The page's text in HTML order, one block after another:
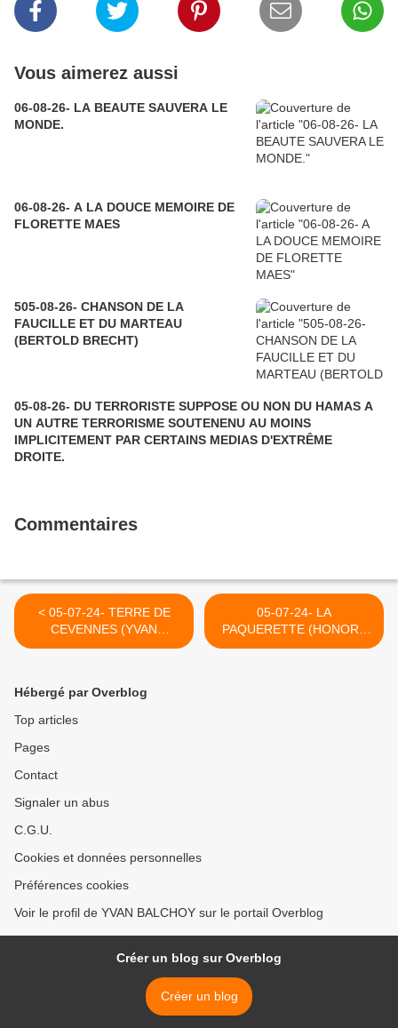
Vous aimerez aussi
06-08-26- LA BEAUTE SAUVERA LE
MONDE.
06-08-26- A LA DOUCE MEMOIRE DE
FLORETTE MAES
505-08-26- CHANSON DE LA
FAUCILLE ET DU MARTEAU
(BERTOLD BRECHT)
05-08-26- DU TERRORISTE SUPPOSE OU NON DU HAMAS A
UN AUTRE TERRORISME SOUTENENU AU MOINS
IMPLICITEMENT PAR CERTAINS MEDIAS D'EXTRÊME
DROITE.
Commentaires
< 05-07-24- TERRE DE
CEVENNES (YVAN
BALCHOY)
05-07-24- LA
PAQUERETTE (HONORE
HARMAND) >
Hébergé par Overblog
Top articles
Pages
Contact
Signaler un abus
C.G.U.
Cookies et données personnelles
Préférences cookies
Voir le profil de YVAN BALCHOY sur le portail Overblog
Créer un blog sur Overblog
Créer un blog